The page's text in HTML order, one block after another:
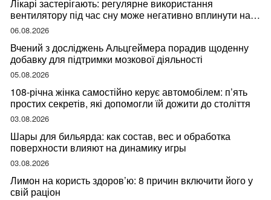
Лікарі застерігають: регулярне використання
вентилятору під час сну може негативно вплинути на
ваше здоров’я
06.08.2026
Вчений з досліджень Альцгеймера порадив щоденну
добавку для підтримки мозкової діяльності
05.08.2026
108-річна жінка самостійно керує автомобілем: п’ять
простих секретів, які допомогли їй дожити до століття
03.08.2026
Шары для бильярда: как состав, вес и обработка
поверхности влияют на динамику игры
03.08.2026
Лимон на користь здоров’ю: 8 причин включити його у
свій раціон